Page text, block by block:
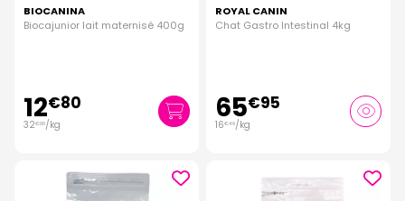
BIOCANINA
Biocajunior lait maternisé 400g
12€80
32€00/kg
ROYAL CANIN
Chat Gastro Intestinal 4kg
65€95
16€49/kg